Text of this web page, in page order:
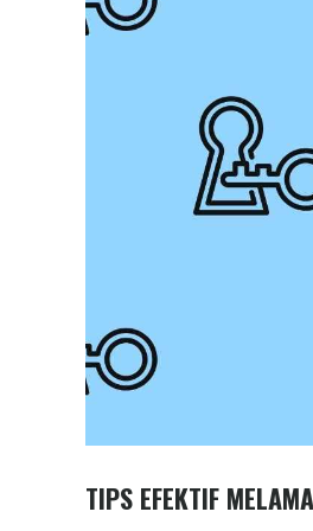
TIPS EFEKTIF